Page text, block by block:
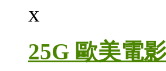
x
25G 歐美電影